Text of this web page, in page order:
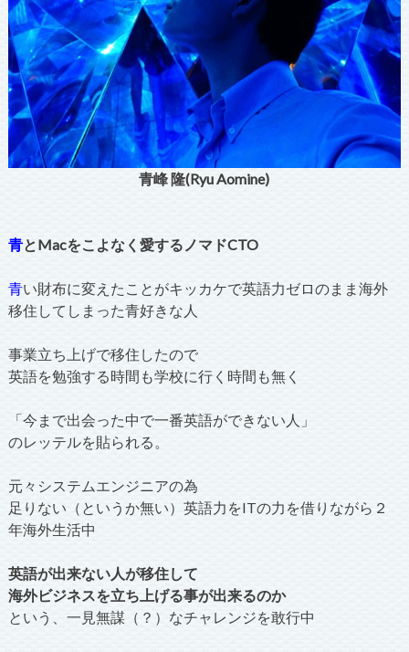
青峰 隆(Ryu Aomine)
青とMacをこよなく愛するノマドCTO
青い財布に変えたことがキッカケで英語力ゼロのまま海外
移住してしまった青好きな人
事業立ち上げで移住したので
英語を勉強する時間も学校に行く時間も無く
「今まで出会った中で一番英語ができない人」
のレッテルを貼られる。
元々システムエンジニアの為
足りない（というか無い）英語力をITの力を借りながら２
年海外生活中
英語が出来ない人が移住して
海外ビジネスを立ち上げる事が出来るのか
という、一見無謀（？）なチャレンジを敢行中